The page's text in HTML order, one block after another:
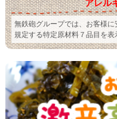
アレル
無鉄砲グループでは、お客様
規定する特定原材料７品目を表